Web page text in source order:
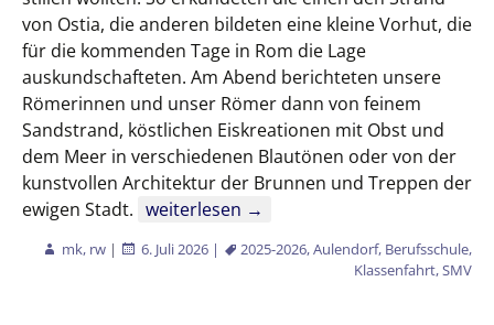
von Ostia, die anderen bildeten eine kleine Vorhut, die
für die kommenden Tage in Rom die Lage
auskundschafteten. Am Abend berichteten unsere
Römerinnen und unser Römer dann von feinem
Sandstrand, köstlichen Eiskreationen mit Obst und
dem Meer in verschiedenen Blautönen oder von der
kunstvollen Architektur der Brunnen und Treppen der
ewigen Stadt. SMV-Abschlussfahrt der
weiterlesen →
mk, rw | 6. Juli 2026 | 2025-2026,Aulendorf, Berufsschule,
Klassenfahrt,SMV